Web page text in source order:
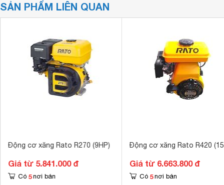
SẢN PHẨM LIÊN QUAN
Động cơ xăng Rato R270 (9HP)
Giá từ 5.841.000 đ
Có 5 nơi bán
Động cơ xăng Rato R420
Giá từ 6.663.800 đ
Có 5 nơi bán